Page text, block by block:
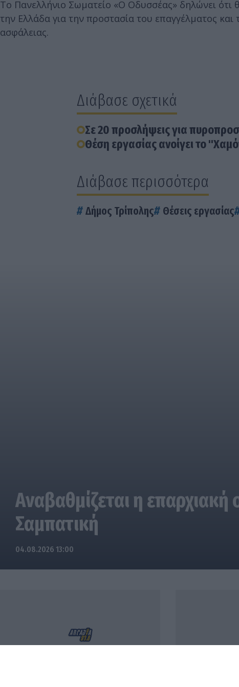
Το Πανελλήνιο Σωματείο «Ο Οδυσσέας» δηλώνει ότι
την Ελλάδα για την προστασία του επαγγέλματος
ασφάλειας.
Διάβασε σχετικά
Σε 20 προσλήψεις για
Θέση εργασίας ανοίγει το
Διάβασε περισσότερα
Δήμος Τρίπολης Θέσεις εργασίας
Αναβαθμίζεται η επαρχιακή
Σαμπατική
04.08.2026 13:00